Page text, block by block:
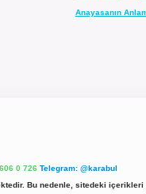
Anayasanın
0 726 Telegram: @karabul
Bu nedenle, sitedeki